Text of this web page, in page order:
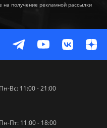
на получение рекламной рассылки
Пн-Вс: 11:00 - 21:00
Пн-Пт: 11:00 - 18:00